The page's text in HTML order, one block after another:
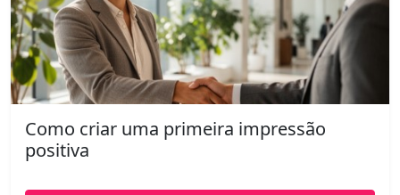
Como criar uma primeira impressão
positiva